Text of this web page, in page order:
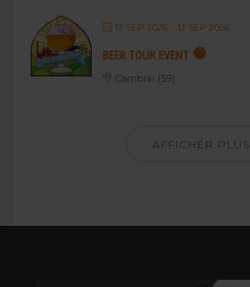
12 SEP 2026- 13 SEP 2026
BEER TOUR EVENT
Cambrai (59)
AFFICHER PLUS